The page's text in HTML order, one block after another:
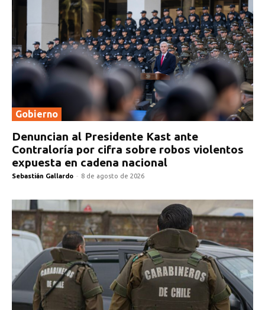
Gobierno
Denuncian al Presidente Kast ante
Contraloría por cifra sobre robos violentos
expuesta en cadena nacional
Sebastián Gallardo - 8 de agosto de 2026